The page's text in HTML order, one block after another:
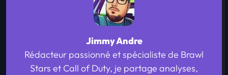
Jimmy Andre
Rédacteur passionné et spécialiste de Brawl
Stars et Call of Duty, je partage analyses,